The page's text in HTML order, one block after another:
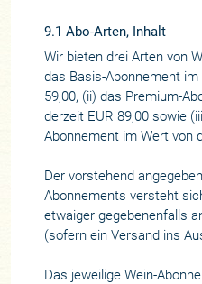
9.1 Abo-Arten, Inhalt
Wir bieten drei Arten von
das Basis-Abonnement
59,00, (ii) das Premium-
derzeit EUR 89,00 sowie
Abonnement im Wert von
Der vorstehend
Abonnements versteht
etwaiger gegebenenfalls
(sofern ein Versand ins
Das jeweilige Wein-